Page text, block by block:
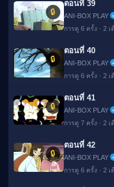
🔒
ตอนที่ 39
ANI-BOX PLAY
การดู 6 ครั้ง · 2
🔒
ตอนที่ 40
ANI-BOX PLAY
การดู 6 ครั้ง · 2
🔒
ตอนที่ 41
ANI-BOX PLAY
การดู 7 ครั้ง · 2
🔒
ตอนที่ 42
ANI-BOX PLAY
การดู 6 ครั้ง · 2